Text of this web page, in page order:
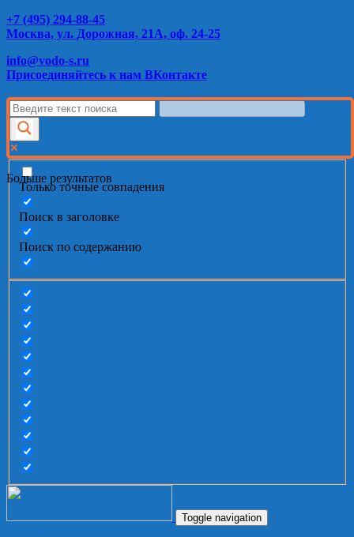
+7 (495) 294-88-45
Москва, ул. Дорожная, 21А, оф. 24-25
info@vodo-s.ru
Присоединяйтесь к нам ВКонтакте
Больше результатов
Только точные совпадения
Поиск в заголовке
Поиск по содержанию
Toggle navigation